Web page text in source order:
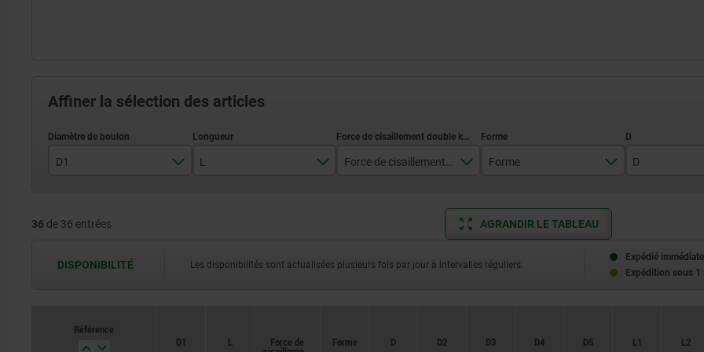
Affiner la sélection des articles
D1
6
L Forme
B
D
22
36 de 36 entrées AGRANDIR LE TABLEAU
DISPONIBILITÉ Les disponibilités sont actualisées plusieurs fois par jour à intervalles réguliers.
Expédié
Expédition sous 1
Référence
D1
L Force de Forme D D2 D3 D4 D5 L1 L2
Référence
D1
L Force de Forme D D2 D3 D4 D5 L1 L2